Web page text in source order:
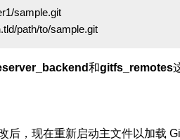
sample.git
和gitfs_remotes
后，现在重新启动主文件以加载